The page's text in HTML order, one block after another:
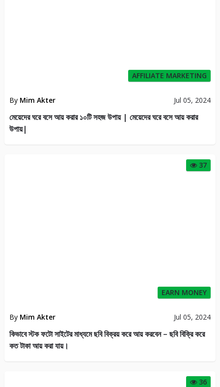
AFFILIATE MARKETING
By Mim Akter Jul 05, 2024
মেয়েদের ঘরে বসে আয় করার ১০টি সহজ উপায় | মেয়েদের ঘরে বসে আয় করার
উপায়|
37
EARN MONEY
By Mim Akter Jul 05, 2024
কিভাবে স্টক ফটো সাইটের মাধ্যমে ছবি বিক্রয় করে আয় করবেন – ছবি বিক্রি করে
কত টাকা আয় করা যায়।
36